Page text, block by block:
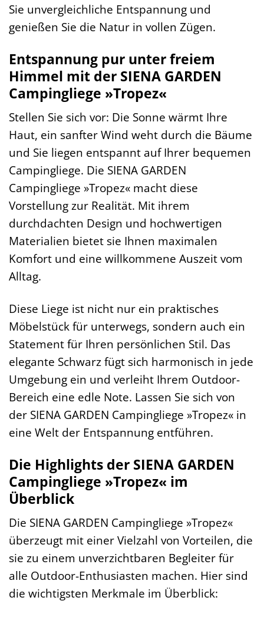
Sie unvergleichliche Entspannung und
genießen Sie die Natur in vollen Zügen.
Entspannung pur unter freiem
Himmel mit der SIENA GARDEN
Campingliege »Tropez«
Stellen Sie sich vor: Die Sonne wärmt Ihre
Haut, ein sanfter Wind weht durch die Bäume
und Sie liegen entspannt auf Ihrer bequemen
Campingliege. Die SIENA GARDEN
Campingliege »Tropez« macht diese
Vorstellung zur Realität. Mit ihrem
durchdachten Design und hochwertigen
Materialien bietet sie Ihnen maximalen
Komfort und eine willkommene Auszeit vom
Alltag.
Diese Liege ist nicht nur ein praktisches
Möbelstück für unterwegs, sondern auch ein
Statement für Ihren persönlichen Stil. Das
elegante Schwarz fügt sich harmonisch in jede
Umgebung ein und verleiht Ihrem Outdoor-
Bereich eine edle Note. Lassen Sie sich von
der SIENA GARDEN Campingliege »Tropez« in
eine Welt der Entspannung entführen.
Die Highlights der SIENA GARDEN
Campingliege »Tropez« im
Überblick
Die SIENA GARDEN Campingliege »Tropez«
überzeugt mit einer Vielzahl von Vorteilen, die
sie zu einem unverzichtbaren Begleiter für
alle Outdoor-Enthusiasten machen. Hier sind
die wichtigsten Merkmale im Überblick: